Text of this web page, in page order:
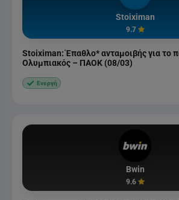
Stoiximan
9.7
Stoiximan: Έπαθλο* ανταμοιβής για το
Ολυμπιακός – ΠΑΟΚ (08/03)
Ενεργή
Bwin
9.6